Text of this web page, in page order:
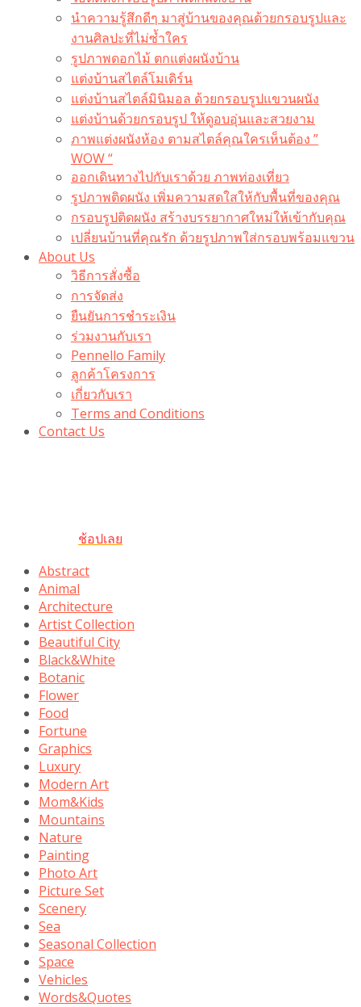
นำความรู้สึกดีๆ มาสู่บ้านของคุณด้วยกรอบรูปและ
งานศิลปะที่ไม่ซ้ำใคร
รูปภาพดอกไม้ ตกแต่งผนังบ้าน
แต่งบ้านสไตล์โมเดิร์น
แต่งบ้านสไตล์มินิมอล ด้วยกรอบรูปแขวนผนัง
แต่งบ้านด้วยกรอบรูป ให้ดูอบอุ่นและสวยงาม
ภาพแต่งผนังห้อง ตามสไตล์คุณใครเห็นต้อง ”
WOW “
ออกเดินทางไปกับเราด้วย ภาพท่องเที่ยว
รูปภาพติดผนัง เพิ่มความสดใสให้กับพื้นที่ของคุณ
กรอบรูปติดผนัง สร้างบรรยากาศใหม่ให้เข้ากับคุณ
เปลี่ยนบ้านที่คุณรัก ด้วยรูปภาพใส่กรอบพร้อมแขวน​
About Us
วิธีการสั่งซื้อ
การจัดส่ง
ยืนยันการชำระเงิน
ร่วมงานกับเรา
Pennello Family
ลูกค้าโครงการ
เกี่ยวกับเรา
Terms and Conditions
Contact Us
ช้อปเลย
Abstract
Animal
Architecture
Artist Collection
Beautiful City
Black&White
Botanic
Flower
Food
Fortune
Graphics
Luxury
Modern Art
Mom&Kids
Mountains
Nature
Painting
Photo Art
Picture Set
Scenery
Sea
Seasonal Collection
Space
Vehicles
Words&Quotes